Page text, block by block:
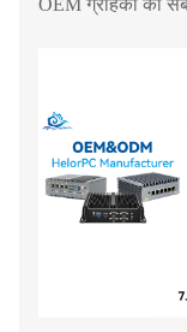
OEM ग्राहकों को